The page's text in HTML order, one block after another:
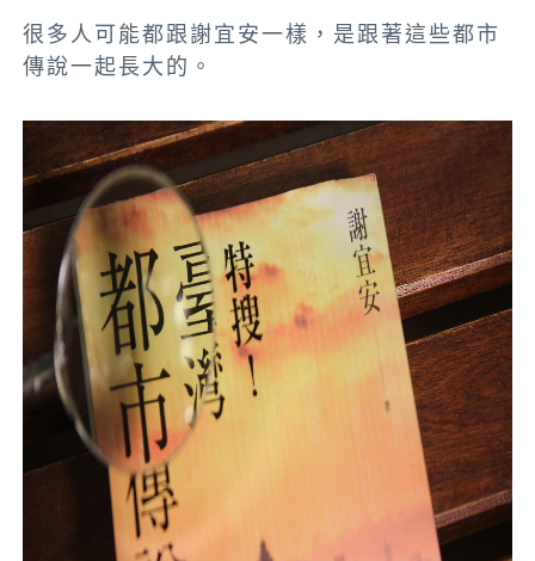
很多人可能都跟謝宜安一樣，是跟著這些都市
傳說一起長大的。